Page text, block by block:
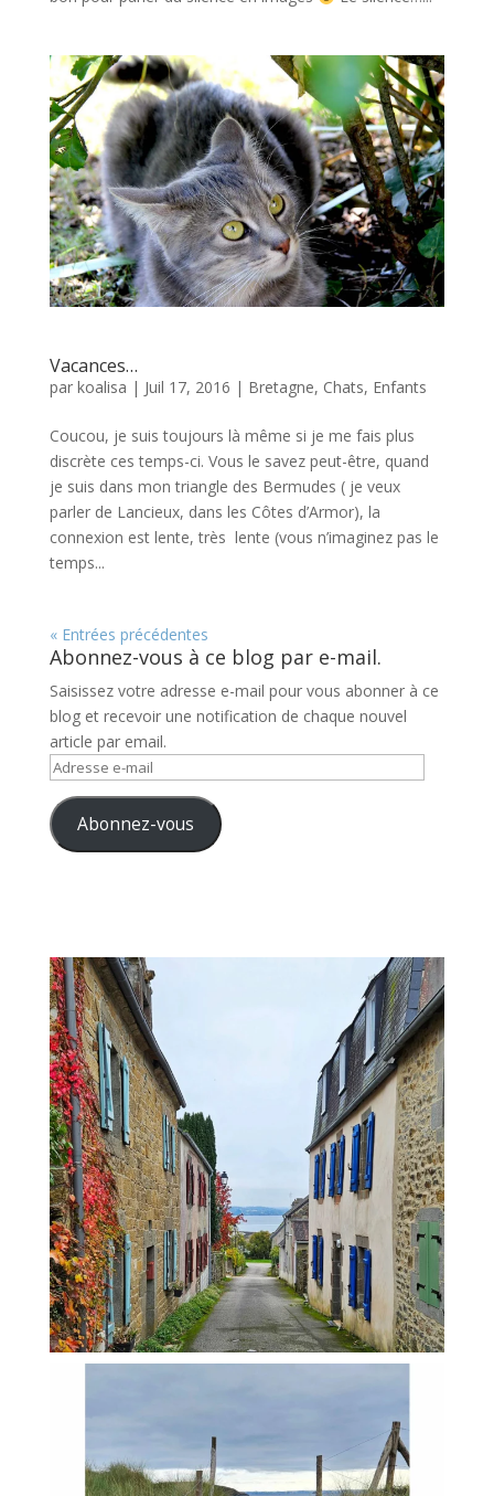
Vacances…
par koalisa | Juil 17, 2016 | Bretagne, Chats, Enfants
Coucou, je suis toujours là même si je me fais plus
discrète ces temps-ci. Vous le savez peut-être, quand
je suis dans mon triangle des Bermudes ( je veux
parler de Lancieux, dans les Côtes d’Armor), la
connexion est lente, très lente (vous n’imaginez pas le
temps...
« Entrées précédentes
Abonnez-vous à ce blog par e-mail.
Saisissez votre adresse e-mail pour vous abonner à ce
blog et recevoir une notification de chaque nouvel
article par email.
Adresse
mail Abonnez-vous